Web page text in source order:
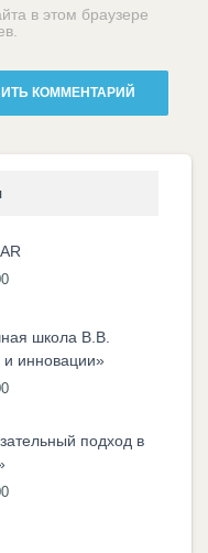
в этом браузере
школа В.В.
инновации»
подход в